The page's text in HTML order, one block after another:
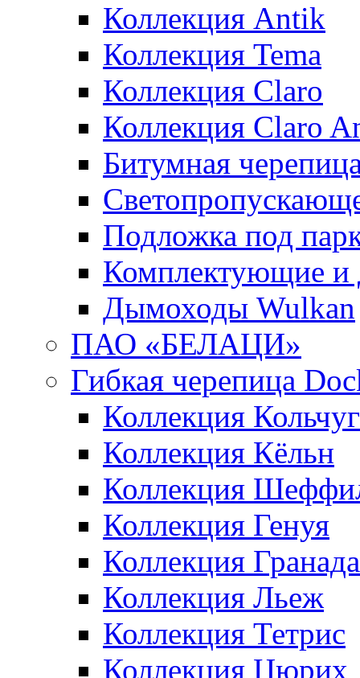
Коллекция Antik
Коллекция Tema
Коллекция Claro
Коллекция Claro
Битумная
Подложка под
Комплектующие и
Дымоходы Wulkan
ПАО «БЕЛАЦИ»
Гибкая черепица
Коллекция
Коллекция Кёльн
Коллекция
Коллекция Генуя
Коллекция Гранада
Коллекция Льеж
Коллекция Тетрис
Коллекция Цюрих